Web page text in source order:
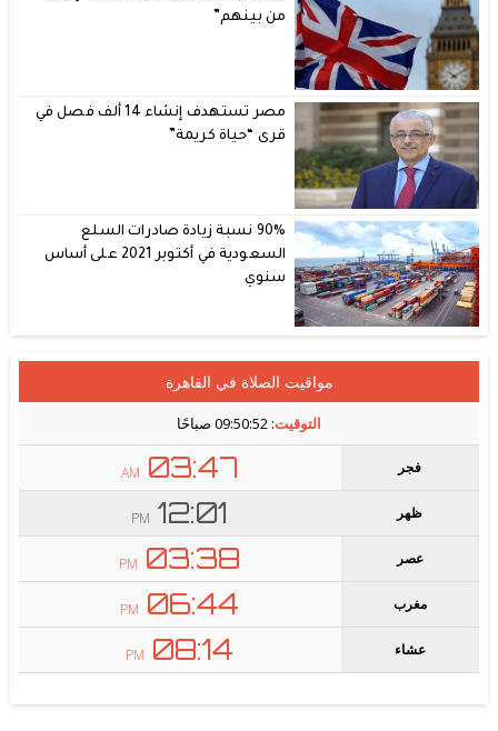
من بينهم”
مصر تستهدف إنشاء 14 ألف فصل في
قرى “حياة كريمة”
90% نسبة زيادة صادرات السلع
السعودية في أكتوبر 2021 على أساس
سنوي